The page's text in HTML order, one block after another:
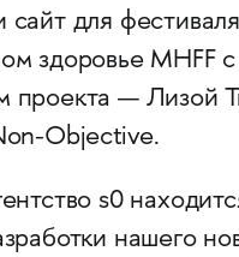
сайт для
здоровье MHFF
проекта — Лизой
Objective.
s0
нашего